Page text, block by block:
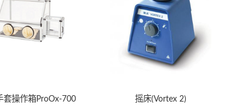
套操作箱ProOx-700 摇床(Vortex 2)